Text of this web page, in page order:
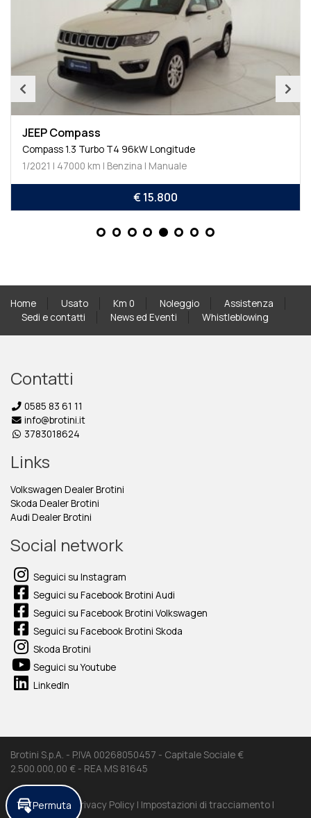
JEEP Compass
Compass 1.3 Turbo T4 96kW Longitude
1/2021 | 47000 km | Benzina | Manuale
€ 15.800
Home Usato Km 0 Noleggio
Assistenza
Sedi e contatti
News ed Eventi Whistleblowing
Contatti
0585 83 61 11
info@brotini.it
3783018624
Links
Volkswagen Dealer Brotini
Skoda Dealer Brotini
Audi Dealer Brotini
Social network
Seguici su Instagram
Seguici su Facebook Brotini Audi
Seguici su Facebook Brotini Volkswagen
Seguici su Facebook Brotini Skoda
Skoda Brotini
Seguici su Youtube
LinkedIn
Brotini S.p.A. - P.IVA 00268050457 - Capitale Sociale €
2.500.000,00 € - REA MS 81645
Cookie Policy | Privacy Policy | Impostazioni di tracciamento |
Permuta